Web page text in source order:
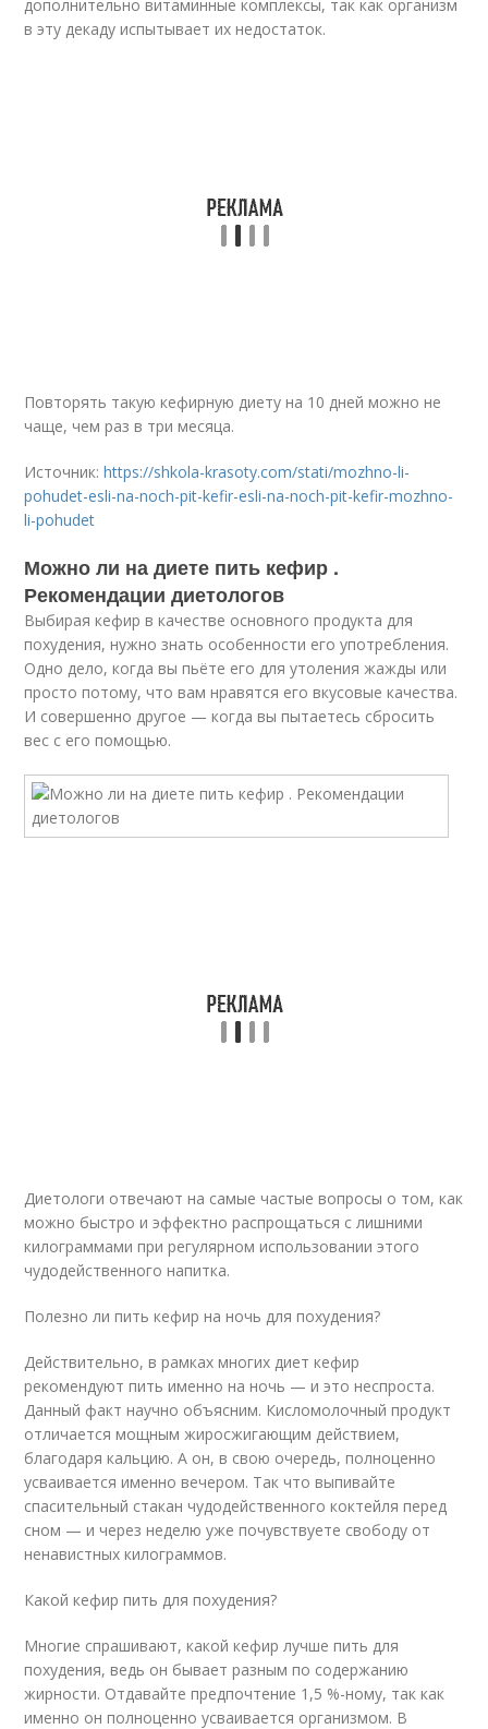
дополнительно витаминные комплексы, так как организм
в эту декаду испытывает их недостаток.
Повторять такую кефирную диету на 10 дней можно не
чаще, чем раз в три месяца.
Источник:https://shkola-krasoty.com/stati/mozhno-li-
pohudet-esli-na-noch-pit-kefir-esli-na-noch-pit-kefir-mozhno-
li-pohudet
Можно ли на диете пить кефир .
Рекомендации диетологов
Выбирая кефир в качестве основного продукта для
похудения, нужно знать особенности его употребления.
Одно дело, когда вы пьёте его для утоления жажды или
просто потому, что вам нравятся его вкусовые качества.
И совершенно другое — когда вы пытаетесь сбросить
вес с его помощью.
Диетологи отвечают на самые частые вопросы о том, как
можно быстро и эффектно распрощаться с лишними
килограммами при регулярном использовании этого
чудодейственного напитка.
Полезно ли пить кефир на ночь для похудения?
Действительно, в рамках многих диет кефир
рекомендуют пить именно на ночь — и это неспроста.
Данный факт научно объясним. Кисломолочный продукт
отличается мощным жиросжигающим действием,
благодаря кальцию. А он, в свою очередь, полноценно
усваивается именно вечером. Так что выпивайте
спасительный стакан чудодейственного коктейля перед
сном — и через неделю уже почувствуете свободу от
ненавистных килограммов.
Какой кефир пить для похудения?
Многие спрашивают, какой кефир лучше пить для
похудения, ведь он бывает разным по содержанию
жирности. Отдавайте предпочтение 1,5 %-ному, так как
именно он полноценно усваивается организмом. В